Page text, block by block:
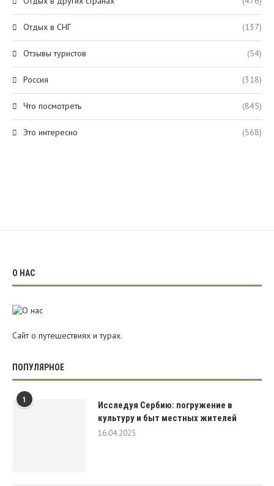
Отдых в СНГ (137)
Отзывы туристов (54)
Россия (318)
Что посмотреть (845)
Это интересно (568)
О НАС
Сайт о путешествиях и турах.
ПОПУЛЯРНОЕ
1
Исследуя Сербию: погружение в
культуру и быт местных жителей
16.04.2025